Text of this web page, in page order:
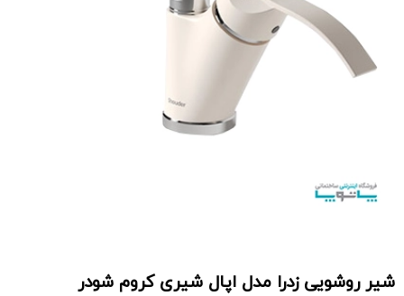
شیر روشویی زدرا مدل اپال شیری کروم شودر